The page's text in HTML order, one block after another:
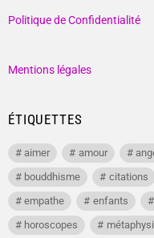
Politique de Confidentialité
Mentions légales
ÉTIQUETTES
aimer amour
bouddhisme
citations
empathe
enfants
horoscopes